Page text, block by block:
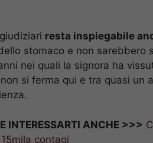
resta inspiegabile
dello stomaco e non sarebbero
nei quali la signora ha
non si ferma qui e tra quasi un
INTERESSARTI ANCHE >>>
15mila contagi